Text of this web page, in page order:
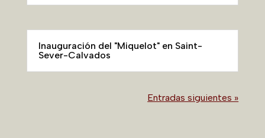
Inauguración del "Miquelot" en Saint-
Sever-Calvados
Entradas siguientes »